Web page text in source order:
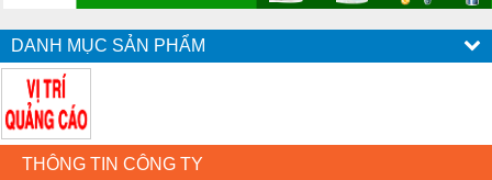
DANH MỤC SẢN PHẨM
THÔNG TIN CÔNG TY